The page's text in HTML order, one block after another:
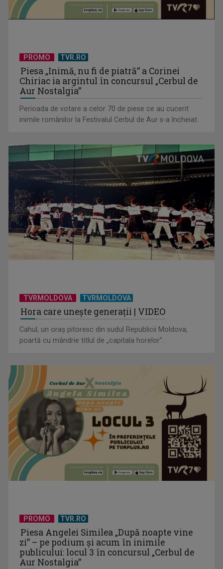
PROMO TVR.RO
Piesa „Inimă, nu fi de piatră” a Corinei
Chiriac ia argintul în concursul „Cerbul de
Aur Nostalgia”
Perioada de votare a celor 70 de piese ce au cucerit
inimile românilor la Festivalul Cerbul de Aur s-a încheiat.
TVRMOLDOVA TVRMOLDOVA
Hora care unește generații | VIDEO
Cahul, un oraș pitoresc din sudul Republicii Moldova,
poartă cu mândrie titlul de „capitala horelor”.
PROMO TVR.RO
Piesa Angelei Similea „După noapte vine
zi” – pe podium şi acum în inimile
publicului: locul 3 în concursul „Cerbul de
Aur Nostalgia”